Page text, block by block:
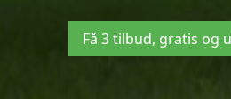
Få 3 tilbud, gratis og